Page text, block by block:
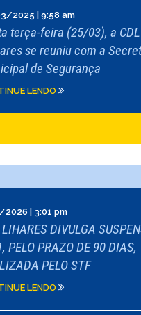
2025 | 9:58 am
terça-feira (25/03), a CDL
se reuniu com a
de Segurança
LENDO
| 3:01 pm
DIVULGA
PELO PRAZO DE 90 DIAS,
PELO STF
LENDO